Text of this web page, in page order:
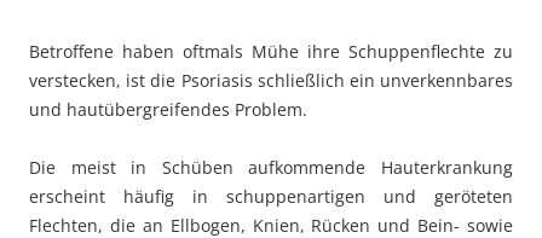
Betroffene haben oftmals Mühe ihre Schuppenflechte zu
verstecken, ist die Psoriasis schließlich ein unverkennbares
und hautübergreifendes Problem.
Die meist in Schüben aufkommende Hauterkrankung
erscheint häufig in schuppenartigen und geröteten
Flechten, die an Ellbogen, Knien, Rücken und Bein- sowie